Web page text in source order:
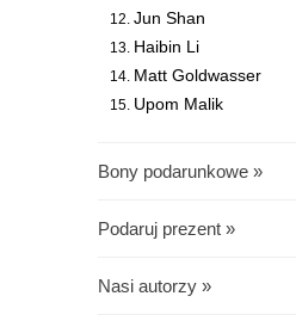
Jun Shan
Haibin Li
Matt Goldwasser
Upom Malik
Bony podarunkowe »
Podaruj prezent »
Nasi autorzy »